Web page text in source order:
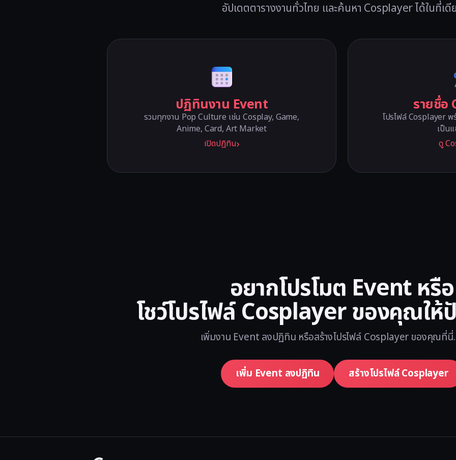
อัปเดตตารางงานทั่วไทย และค้นหา Cosplayer ได้ในที่เดี
ปฏิทินงาน Event
รวมทุกงาน Pop Culture เช่น Cosplay, Game,
Anime, Card, Art Market
เปิดปฏิทิน
รายชื่อ
โปรไฟล์ Cosplayer พ
เป็น
ดู
อยากโปรโมต Event หรือ
โชว์โปรไฟล์ Cosplayer ของคุณให้
เพิ่มงาน Event ลงปฏิทิน หรือสร้างโปรไฟล์ Cosplayer ของคุณที่นี่
เพิ่ม Event ลงปฏิทิน สร้างโปรไฟล์ Cosplayer